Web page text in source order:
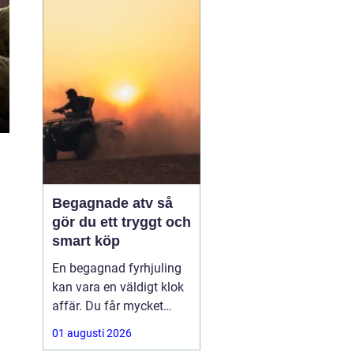
hårt vat...
Begagnade atv så
gör du ett tryggt och
smart köp
En begagnad fyrhjuling
kan vara en väldigt klok
affär. Du får mycket
funktion för pengarna
och slipper den största
01 augusti 2026